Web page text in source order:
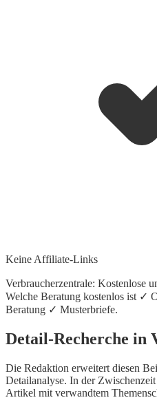
Keine Affiliate-Links
Verbraucherzentrale: Kostenlose
Welche Beratung kostenlos ist ✓
Beratung ✓ Musterbriefe.
Detail-Recherche in
Die Redaktion erweitert diesen
Detailanalyse. In der
Artikel mit verwandtem